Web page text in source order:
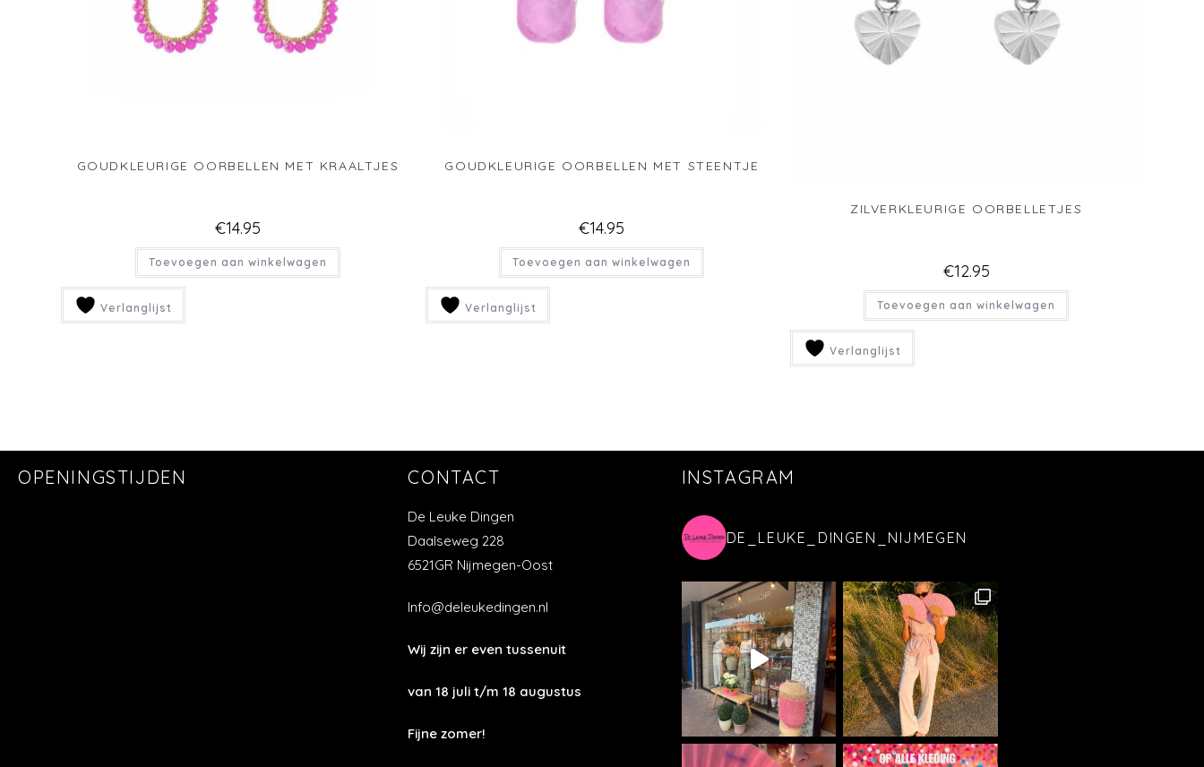
GOUDKLEURIGE OORBELLEN MET KRAALTJES
€14.95
Toevoegen aan winkelwagen
Verlanglijst
GOUDKLEURIGE OORBELLEN MET STEENTJE
€14.95
Toevoegen aan winkelwagen
Verlanglijst
ZILVERKLEURIGE OORBELLETJES
€12.95
Toevoegen aan winkelwagen
Verlanglijst
OPENINGSTIJDEN CONTACT
De Leuke Dingen
Daalseweg 228
6521GR Nijmegen-Oost
Info@deleukedingen.nl
Wij zijn er even tussenuit
van 18 juli t/m 18 augustus
Fijne zomer!
INSTAGRAM
DE_LEUKE_DINGEN_NIJMEGEN